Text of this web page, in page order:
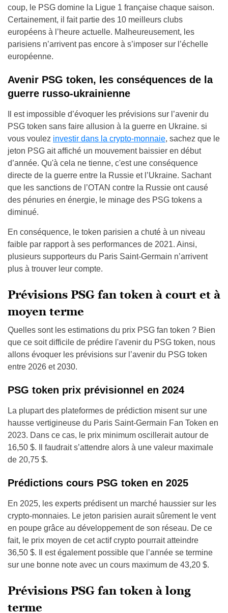
coup, le PSG domine la Ligue 1 française chaque saison.
Certainement, il fait partie des 10 meilleurs clubs
européens à l’heure actuelle. Malheureusement, les
parisiens n’arrivent pas encore à s’imposer sur l’échelle
européenne.
Avenir PSG token, les conséquences de la
guerre russo-ukrainienne
Il est impossible d’évoquer les prévisions sur l’avenir du
PSG token sans faire allusion à la guerre en Ukraine. si
vous voulez investir dans la crypto-monnaie, sachez que le
jeton PSG ait affiché un mouvement baissier en début
d’année. Qu'à cela ne tienne, c'est une conséquence
directe de la guerre entre la Russie et l’Ukraine. Sachant
que les sanctions de l’OTAN contre la Russie ont causé
des pénuries en énergie, le minage des PSG tokens a
diminué.
En conséquence, le token parisien a chuté à un niveau
faible par rapport à ses performances de 2021. Ainsi,
plusieurs supporteurs du Paris Saint-Germain n’arrivent
plus à trouver leur compte.
Prévisions PSG fan token à court et à
moyen terme
Quelles sont les estimations du prix PSG fan token ? Bien
que ce soit difficile de prédire l'avenir du PSG token, nous
allons évoquer les prévisions sur l’avenir du PSG token
entre 2026 et 2030.
PSG token prix prévisionnel en 2024
La plupart des plateformes de prédiction misent sur une
hausse vertigineuse du Paris Saint-Germain Fan Token en
2023. Dans ce cas, le prix minimum oscillerait autour de
16,50 $. Il faudrait s’attendre alors à une valeur maximale
de 20,75 $.
Prédictions cours PSG token en 2025
En 2025, les experts prédisent un marché haussier sur les
crypto-monnaies. Le jeton parisien aurait sûrement le vent
en poupe grâce au développement de son réseau. De ce
fait, le prix moyen de cet actif crypto pourrait atteindre
36,50 $. Il est également possible que l’année se termine
sur une bonne note avec un cours maximum de 43,20 $.
Prévisions PSG fan token à long
terme